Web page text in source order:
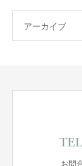
アーカイブ
お問